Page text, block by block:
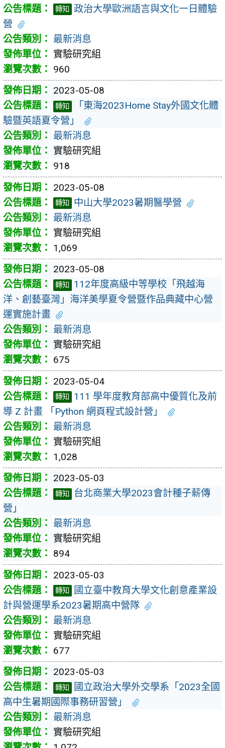
轉知
政治大學歐洲語言與文化一日體驗
營
最新消息
實驗研究組
960
2023-05-08
轉知
「東海2023Home Stay外國文化體
驗暨英語夏令營」
最新消息
實驗研究組
918
2023-05-08
轉知
中山大學2023暑期醫學營
最新消息
實驗研究組
1,069
2023-05-08
轉知
112年度高級中等學校「飛越海
洋、創藝臺灣」海洋美學夏令營暨作品典藏中心營
運實施計畫
最新消息
實驗研究組
675
2023-05-04
轉知
111 學年度教育部高中優質化及前
導 Z 計畫 「Python 網頁程式設計營」
最新消息
實驗研究組
1,028
2023-05-03
轉知
台北商業大學2023會計種子薪傳
營」
最新消息
實驗研究組
894
2023-05-03
轉知
國立臺中教育大學文化創意產業設
計與營運學系2023暑期高中營隊
最新消息
實驗研究組
677
2023-05-03
轉知
國立政治大學外交學系「2023全國
高中生暑期國際事務研習營」
最新消息
實驗研究組